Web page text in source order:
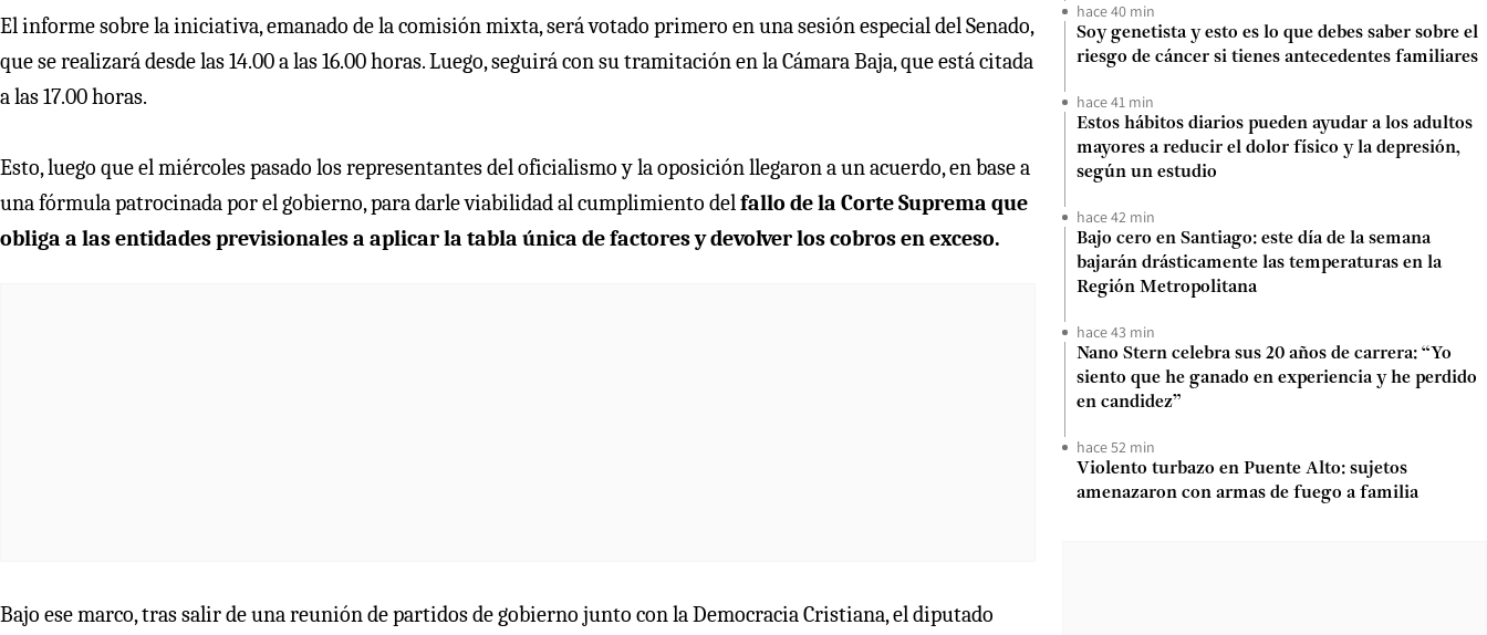
El informe sobre la iniciativa, emanado de la comisión mixta, será votado primero en una sesión especial del Senado,
que se realizará desde las 14.00 a las 16.00 horas. Luego, seguirá con su tramitación en la Cámara Baja, que está citada
a las 17.00 horas.
Esto, luego que el miércoles pasado los representantes del oficialismo y la oposición llegaron a un acuerdo, en base a
una fórmula patrocinada por el gobierno, para darle viabilidad al cumplimiento delfallo de la Corte Suprema que
obliga a las entidades previsionales a aplicar la tabla única de factores y devolver los cobros en exceso.
Bajo ese marco, tras salir de una reunión de partidos de gobierno junto con la Democracia Cristiana, el diputado
hace 40 min
Soy genetista y esto es lo que debes saber sobre el
riesgo de cáncer si tienes antecedentes familiares
hace 41 min
Estos hábitos diarios pueden ayudar a los adultos
mayores a reducir el dolor físico y la depresión,
según un estudio
hace 42 min
Bajo cero en Santiago: este día de la semana
bajarán drásticamente las temperaturas en la
Región Metropolitana
hace 43 min
Nano Stern celebra sus 20 años de carrera: “Yo
siento que he ganado en experiencia y he perdido
en candidez”
hace 52 min
Violento turbazo en Puente Alto: sujetos
amenazaron con armas de fuego a familia